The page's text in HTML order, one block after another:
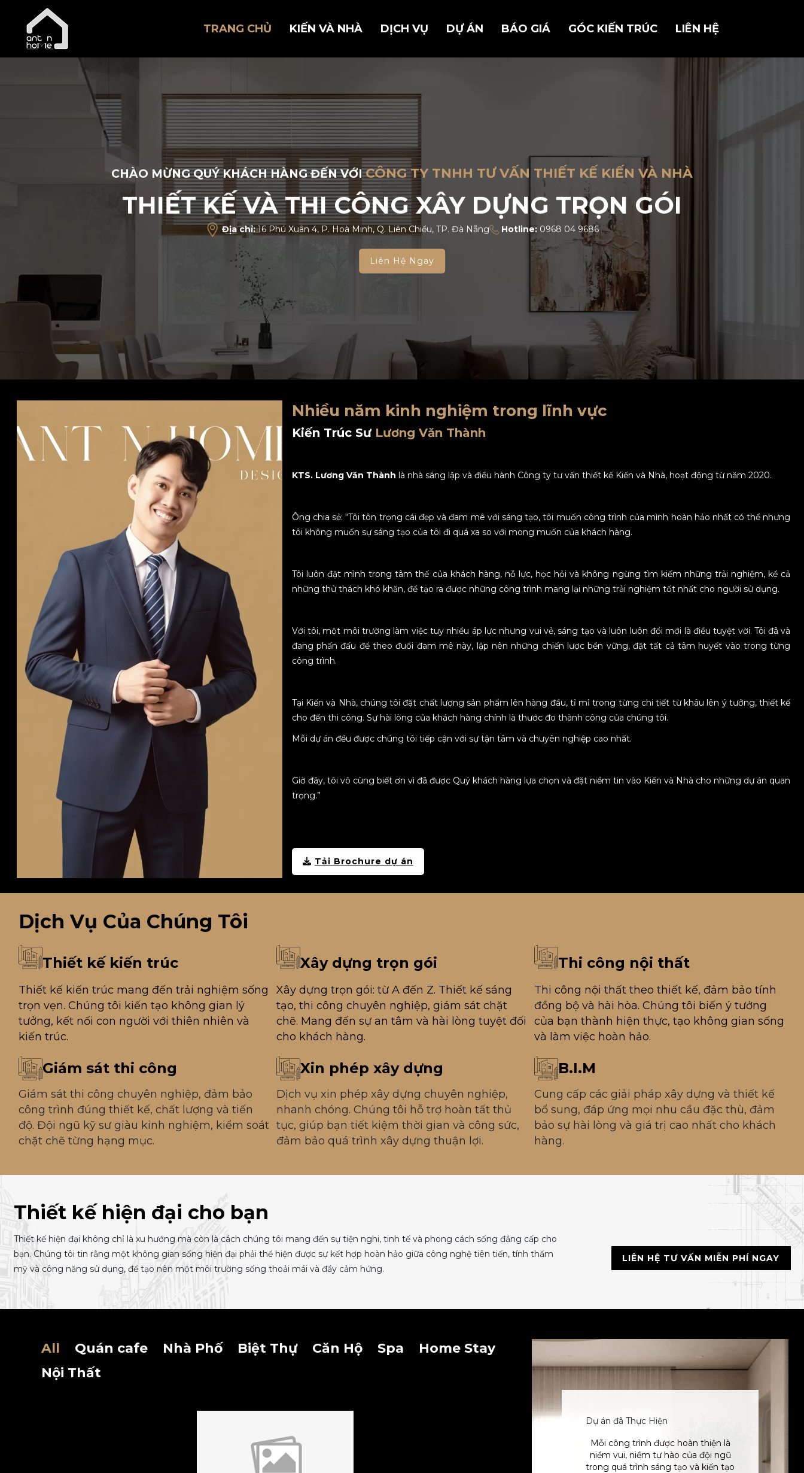
TRANG CHỦ KIẾN VÀ NHÀ DỊCH VỤ DỰ ÁN BÁO GIÁ GÓC KIẾN TRÚC LIÊN HỆ
CHÀO MỪNG QUÝ KHÁCH HÀNG ĐẾN VỚICÔNG TY TNHH TƯ VẤN THIẾT KẾ KIẾN VÀ NHÀ
THIẾT KẾ VÀ THI CÔNG XÂY DỰNG TRỌN GÓI
Địa chỉ: 16 Phú Xuân 4, P. Hoà Minh, Q. Liên Chiểu, TP. Đà Nẵng Hotline: 0968 04 9686
Liên Hệ Ngay
Nhiều năm kinh nghiệm trong lĩnh vực
Kiến Trúc Sư Lương Văn Thành
KTS. Lương Văn Thành là nhà sáng lập và điều hành Công ty tư vấn thiết kế Kiến và Nhà, hoạt động từ năm 2020.
Ông chia sẻ: “Tôi tôn trọng cái đẹp và đam mê với sáng tạo, tôi muốn công trình của mình hoàn hảo nhất có thể nhưng
tôi không muốn sự sáng tạo của tôi đi quá xa so với mong muốn của khách hàng.
Tôi luôn đặt mình trong tâm thế của khách hàng, nỗ lực, học hỏi và không ngừng tìm kiếm những trải nghiệm, kể cả
những thử thách khó khăn, để tạo ra được những công trình mang lại những trải nghiệm tốt nhất cho người sử dụng.
Với tôi, một môi trường làm việc tuy nhiều áp lực nhưng vui vẻ, sáng tạo và luôn luôn đổi mới là điều tuyệt vời. Tôi đã và
đang phấn đấu để theo đuổi đam mê này, lập nên những chiến lược bền vững, đặt tất cả tâm huyết vào trong từng
công trình.
Tại Kiến và Nhà, chúng tôi đặt chất lượng sản phẩm lên hàng đầu, tỉ mỉ trong từng chi tiết từ khâu lên ý tưởng, thiết kế
cho đến thi công. Sự hài lòng của khách hàng chính là thước đo thành công của chúng tôi.
Mỗi dự án đều được chúng tôi tiếp cận với sự tận tâm và chuyên nghiệp cao nhất.
Giờ đây, tôi vô cùng biết ơn vì đã được Quý khách hàng lựa chọn và đặt niềm tin vào Kiến và Nhà cho những dự án quan
trọng.”
Tải Brochure dự án
Dịch Vụ Của Chúng Tôi
Thiết kế kiến trúc
Thiết kế kiến trúc mang đến trải nghiệm sống
trọn vẹn. Chúng tôi kiến tạo không gian lý
tưởng, kết nối con người với thiên nhiên và
kiến trúc.
Xây dựng trọn gói
Xây dựng trọn gói: từ A đến Z. Thiết kế sáng
tạo, thi công chuyên nghiệp, giám sát chặt
chẽ. Mang đến sự an tâm và hài lòng tuyệt đối
cho khách hàng.
Thi công nội thất
Thi công nội thất theo thiết kế, đảm bảo tính
đồng bộ và hài hòa. Chúng tôi biến ý tưởng
của bạn thành hiện thực, tạo không gian sống
và làm việc hoàn hảo.
Giám sát thi công
Giám sát thi công chuyên nghiệp, đảm bảo
công trình đúng thiết kế, chất lượng và tiến
độ. Đội ngũ kỹ sư giàu kinh nghiệm, kiểm soát
chặt chẽ từng hạng mục.
Xin phép xây dựng
Dịch vụ xin phép xây dựng chuyên nghiệp,
nhanh chóng. Chúng tôi hỗ trợ hoàn tất thủ
tục, giúp bạn tiết kiệm thời gian và công sức,
đảm bảo quá trình xây dựng thuận lợi.
B.I.M
Cung cấp các giải pháp xây dựng và thiết kế
bổ sung, đáp ứng mọi nhu cầu đặc thù, đảm
bảo sự hài lòng và giá trị cao nhất cho khách
hàng.
Thiết kế hiện đại cho bạn
Thiết kế hiện đại không chỉ là xu hướng mà còn là cách chúng tôi mang đến sự tiện nghi, tinh tế và phong cách sống đẳng cấp cho
bạn. Chúng tôi tin rằng một không gian sống hiện đại phải thể hiện được sự kết hợp hoàn hảo giữa công nghệ tiên tiến, tính thẩm
mỹ và công năng sử dụng, để tạo nên một môi trường sống thoải mái và đầy cảm hứng.
LIÊN HỆ TƯ VẤN MIỄN PHÍ NGAY
Dự án đã Thực Hiện
Mỗi công trình được hoàn thiện là
niềm vui, niềm tự hào của đội ngũ
trong quá trình sáng tạo và kiến tạo
All Quán cafe Nhà Phố Biệt Thự Căn Hộ Spa
Home Stay
Nội Thất